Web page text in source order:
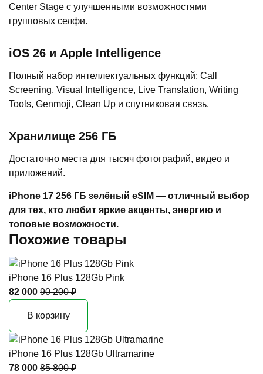
Center Stage с улучшенными возможностями
групповых селфи.
iOS 26 и Apple Intelligence
Полный набор интеллектуальных функций: Call
Screening, Visual Intelligence, Live Translation, Writing
Tools, Genmoji, Clean Up и спутниковая связь.
Хранилище 256 ГБ
Достаточно места для тысяч фотографий, видео и
приложений.
iPhone 17 256 ГБ зелёный eSIM — отличный выбор
для тех, кто любит яркие акценты, энергию и
топовые возможности.
Похожие товары
iPhone 16 Plus 128Gb Pink
82 000 90 200 ₽
В корзину
iPhone 16 Plus 128Gb Ultramarine
78 000 85 800 ₽